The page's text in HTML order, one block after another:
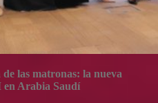
las matronas: la nueva
en Arabia Saudí